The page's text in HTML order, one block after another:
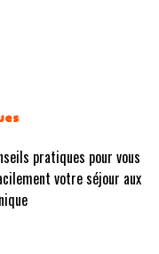
pratiques pour vous
votre séjour aux